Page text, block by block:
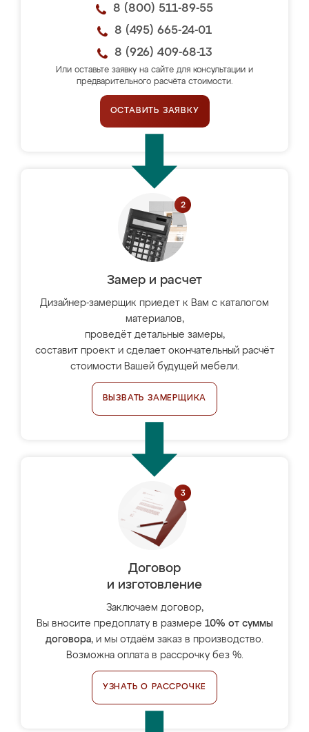
8 (800) 511-89-55
8 (495) 665-24-01
8 (926) 409-68-13
Или оставьте заявку на сайте для консультации и
предварительного расчёта стоимости.
ОСТАВИТЬ ЗАЯВКУ
Замер и расчет
Дизайнер-замерщик приедет к Вам с каталогом
материалов,
проведёт детальные замеры,
составит проект и сделает окончательный расчёт
стоимости Вашей будущей мебели.
ВЫЗВАТЬ ЗАМЕРЩИКА
Договор
и изготовление
Заключаем договор,
Вы вносите предоплату в размере 10% от суммы
договора, и мы отдаём заказ в производство.
Возможна оплата в рассрочку без %.
УЗНАТЬ О РАССРОЧКЕ